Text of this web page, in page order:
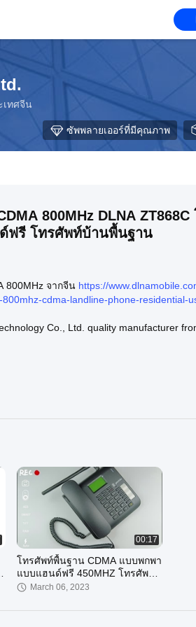
เทศจีน
ซัพพลายเออร์ที่มีคุณภาพ
800MHz DLNA
ฟรี โทรศัพท์บ้านพื้นฐาน
800MHz จากจีน https://
cdma-landline-phone-residential-
Co., Ltd. quality manufacturer
:
00:17
โทรศัพท์พื้นฐาน CDMA แบบพกพา
แบบแฮนด์ฟรี 450MHZ โทรศัพท์
ไร้สาย Cdma
March 06, 2023